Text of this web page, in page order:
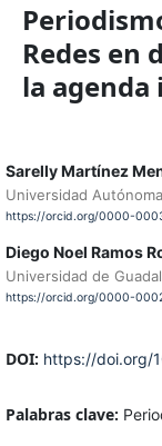
Redes en
la
Sarelly Martínez
Universidad
https://orcid.org/0000-
Diego Noel Ramos
Universidad de
https://orcid.org/0000-
DOI: https://doi.org/
Palabras clave: